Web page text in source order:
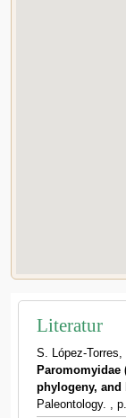
Literatur
S. López-
Paromomyidae
phylogeny,
Paleontology. ,